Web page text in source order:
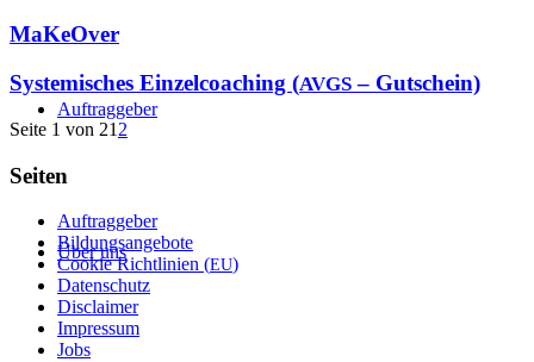
Auf­trag­ge­ber
Über uns
MaKe­Over
Sys­te­mi­sches Ein­zel­coa­ching (AVGS – Gutschein)
Seite 1 von 21 2
Sei­ten
Auf­trag­ge­ber
Bil­dungs­an­ge­bo­te
Coo­kie Richt­li­ni­en (EU)
Daten­schutz
Dis­clai­mer
Impres­sum
Jobs